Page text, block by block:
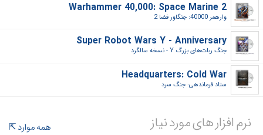
Warhammer 40,000: Space Marine 2
وارهمر 40000: جنگاور فضا 2‎
Super Robot Wars Y - Anniversary
جنگ ربات‌های بزرگ Y - نسخه سالگرد‎
Headquarters: Cold War
ستاد فرماندهی: جنگ سرد‎
نرم افزار های مورد نیاز
همه موارد